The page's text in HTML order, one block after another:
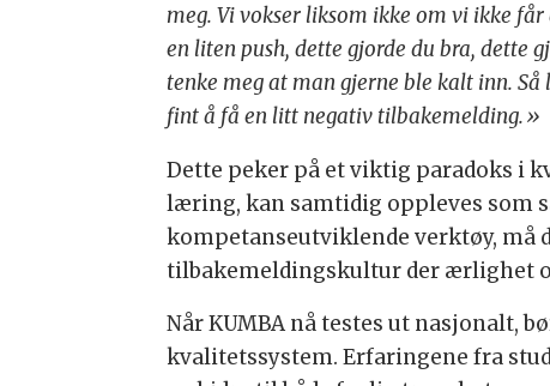
meg. Vi vokser liksom ikke om vi ikke
en liten push, dette gjorde du bra, dette
tenke meg at man gjerne ble kalt inn.
fint å få en litt negativ tilbakemelding.»
Dette peker på et viktig paradoks i
læring, kan samtidig oppleves som
kompetanseutviklende verktøy, må
tilbakemeldingskultur der ærlighet
Når KUMBA nå testes ut nasjonalt,
kvalitetssystem. Erfaringene fra